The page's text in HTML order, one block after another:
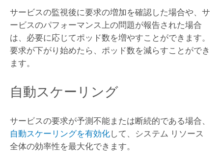
サービスの監視後に要求の増加を確認した場合や、サ
ービスのパフォーマンス上の問題が報告された場合
は、必要に応じてポッド数を増やすことができます。
要求が下がり始めたら、ポッド数を減らすことができ
ます。
自動スケーリング
サービスの要求が予測不能または断続的である場合、
自動スケーリングを有効化して、システム リソース
全体の効率性を最大化できます。